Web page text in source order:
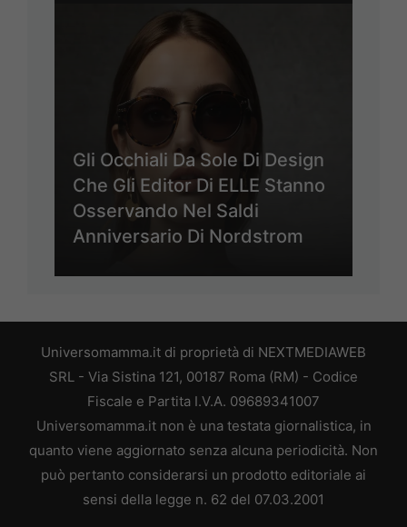
Gli Occhiali Da Sole Di Design
Che Gli Editor Di ELLE Stanno
Osservando Nel Saldi
Anniversario Di Nordstrom
Universomamma.it di proprietà di NEXTMEDIAWEB
SRL - Via Sistina 121, 00187 Roma (RM) - Codice
Fiscale e Partita I.V.A. 09689341007
Universomamma.it non è una testata giornalistica, in
quanto viene aggiornato senza alcuna periodicità. Non
può pertanto considerarsi un prodotto editoriale ai
sensi della legge n. 62 del 07.03.2001